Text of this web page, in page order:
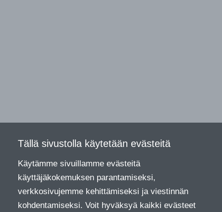
Tällä sivustolla käytetään evästeitä
Käytämme sivuillamme evästeitä
käyttäjäkokemuksen parantamiseksi,
verkkosivujemme kehittämiseksi ja viestinnän
kohdentamiseksi. Voit hyväksyä kaikki evästeet